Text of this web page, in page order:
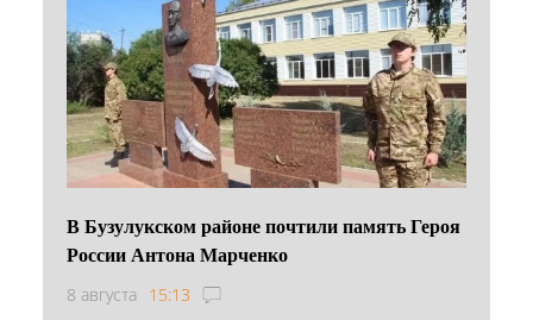
В Бузулукском районе почтили память Героя
России Антона Марченко
8 августа 15:13